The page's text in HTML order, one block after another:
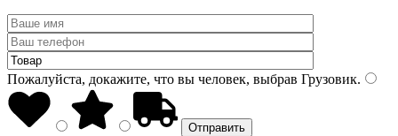
Пожалуйста, докажите, что вы человек, выбрав Грузовик.